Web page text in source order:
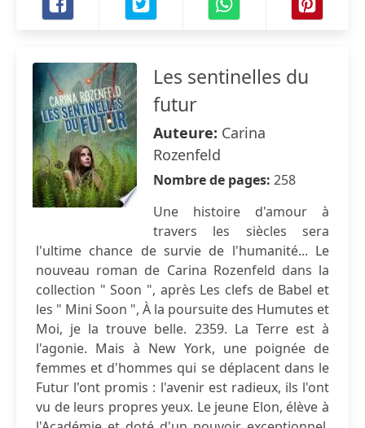
Les sentinelles du
futur
Auteure: Carina
Rozenfeld
Nombre de pages: 258
Une histoire d'amour à
travers les siècles sera
l'ultime chance de survie de l'humanité... Le
nouveau roman de Carina Rozenfeld dans la
collection " Soon ", après Les clefs de Babel et
les " Mini Soon ", À la poursuite des Humutes et
Moi, je la trouve belle. 2359. La Terre est à
l'agonie. Mais à New York, une poignée de
femmes et d'hommes qui se déplacent dans le
Futur l'ont promis : l'avenir est radieux, ils l'ont
vu de leurs propres yeux. Le jeune Elon, élève à